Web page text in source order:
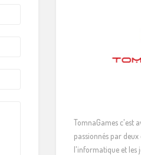
TomnaGames c'est
passionnés par
l'informatique et les